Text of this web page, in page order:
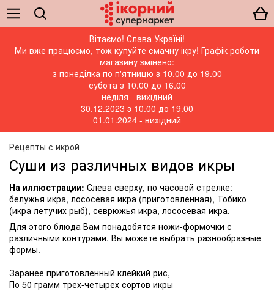
Вітаємо! Слава Україні!
Ми вже працюємо, тож купуйте смачну ікру! Графік роботи
магазину змінено:
з понеділка по п'ятницю з 10.00 до 19.00
субота з 10.00 до 16.00
неділя - вихідний
30.12.2023 з 10.00 до 19.00
01.01.2024 - вихідний
Рецепты с икрой
Суши из различных видов икры
На иллюстрации: Слева сверху, по часовой стрелке:
белужья икра, лососевая икра (приготовленная), Тобико
(икра летучих рыб), севрюжья икра, лососевая икра.
Для этого блюда Вам понадобятся ножи-формочки с
различными контурами. Вы можете выбрать разнообразные
формы.
Заранее приготовленный клейкий рис,
По 50 грамм трех-четырех сортов икры